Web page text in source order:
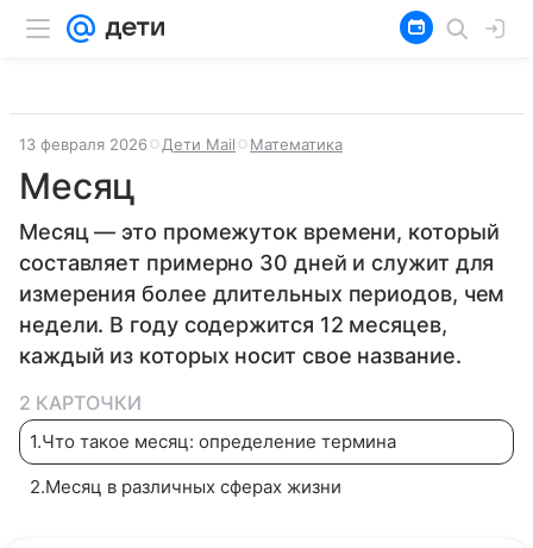
13 февраля 2026 Дети Mail Математика
Месяц
Месяц — это промежуток времени, который
составляет примерно 30 дней и служит для
измерения более длительных периодов, чем
недели. В году содержится 12 месяцев,
каждый из которых носит свое название.
2 КАРТОЧКИ
1.Что такое месяц: определение термина
2.Месяц в различных сферах жизни